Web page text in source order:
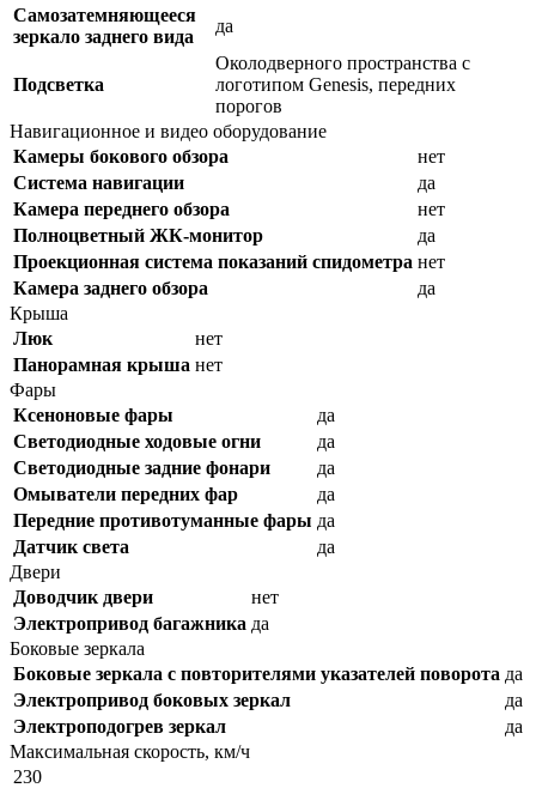
Самозатемняющееся
зеркало заднего вида
да
Подсветка
Околодверного пространства с
логотипом Genesis, передних
порогов
Навигационное и видео оборудование
Камеры бокового обзора
нет
Система навигации
да
Камера переднего обзора
нет
Полноцветный ЖК-монитор
да
Проекционная система показаний спидометра нет
Камера заднего обзора
да
Крыша
Люк
нет
Панорамная крыша нет
Фары
Ксеноновые фары
да
Светодиодные ходовые огни
да
Cветодиодные задние фонари
да
Омыватели передних фар
да
Передние противотуманные фары да
Датчик света
да
Двери
Доводчик двери
нет
Электропривод багажника да
Боковые зеркала
Боковые зеркала с повторителями указателей поворота да
Электропривод боковых зеркал
да
Электроподогрев зеркал
да
Максимальная скорость, км/ч
230